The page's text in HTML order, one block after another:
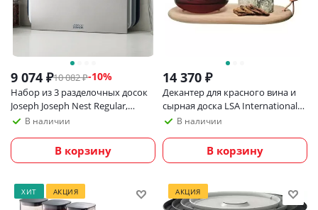
9 074 ₽10 082₽-10%
Набор из 3 разделочных досок
Joseph Joseph Nest Regular,
серыйВ наличии
В корзину
14 370 ₽
Декантер для красного вина и
сырная доска LSA International
WineВ наличии
В корзину
ХИТ АКЦИЯ АКЦИЯ